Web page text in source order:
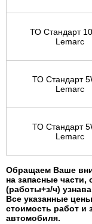
ТО Стандарт
Lemarc
ТО Стандарт
Lemarc
ТО Стандарт
Lemarc
Обращаем Ваше
на запасные части,
(работы+з/ч)
Все указанные
стоимость работ и
автомобиля.